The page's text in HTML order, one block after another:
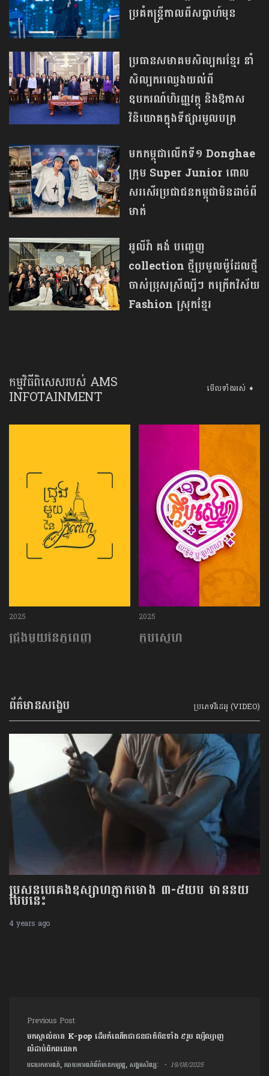
ប្រគំតន្រ្តីកាលពីសប្ដាហ៍មុន
ប្រធានសមាគមសិល្បករខ្មែរ នាំ
សិល្បករឈ្វេងយល់ពី
ឧបករណ៍ហិរញ្ញវត្ថុ និងឱកាស
វិនិយោគក្នុងទីផ្សារមូលបត្រ
មកកម្ពុជាលើកទី១ Donghae
ក្រុម Super Junior ពោល
សរសើរប្រជាជនកម្ពុជាមិនដាច់ពី
មាត់
អូលីវ៉ា គង់ បញ្ចេញ ​
collection ថ្មី​ប្រមូល​ម៉ូដែល​ថ្មី
ចាស់ប្រុសស្រីល្បីៗ កក្រើកវិស័យ
Fashion ស្រុកខ្មែរ
កម្មវិធីពិសេសរបស់ AMS
INFOTAINMENT មើលទាំងអស់ ➧
2025
ជ្រុងមួយនៃភ្នំពេញ
2025
ក្លឹបស្នេហ៍
ព័ត៌មានសង្ខេប ប្រភេទវីដេអូ (VIDEO)
ប្រសិនបើគេងឧស្សាហ៍ភ្ញាក់ម៉ោង ៣-៥យប់ មានន័យ
បែបនេះ
4 years ago
Post navigation
Previous Post
មកស្គាល់តារា K-pop ដើមកំណើតជាជនជាតិចិនទាំង ៩រូប ល្បីល្បាញ
លំដាប់ពិភពលោក
បទយកការណ៍, របាយការណ៍ព័ត៌មានកម្សាន្ត, សង្គមសិល្បៈ 19/08/2025